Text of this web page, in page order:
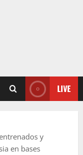
LIVE
y
en bases